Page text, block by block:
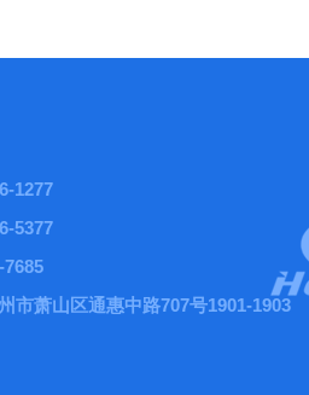
1277
5377
7685
市萧山区通惠中路707号1901-1903